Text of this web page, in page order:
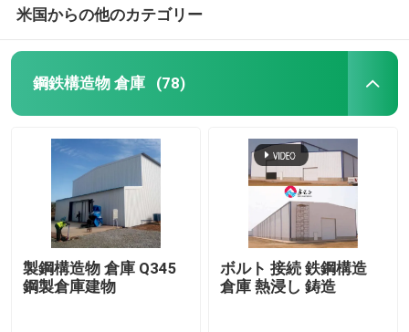
米国からの他のカテゴリー
鋼鉄構造物 倉庫 (78)
製鋼構造物 倉庫 Q345
鋼製倉庫建物
ボルト 接続 鉄鋼構造
倉庫 熱浸し 鋳造